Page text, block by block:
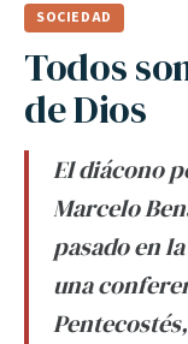
SOCIEDAD
Todos
de Dios
El diácono
Marcelo
pasado en
una